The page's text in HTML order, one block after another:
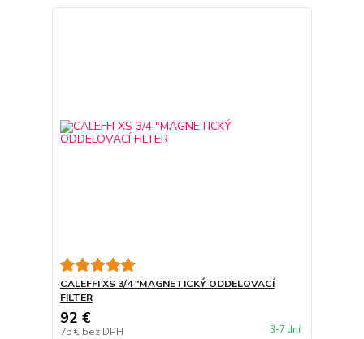
CALEFFI XS 3/4 "MAGNETICKÝ ODDELOVACÍ
FILTER
92 €
75 € bez DPH 3-7 dní